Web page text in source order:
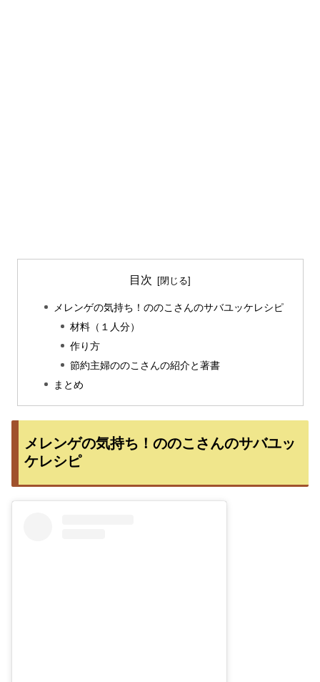
目次
メレンゲの気持ち！ののこさんのサバユッケレシピ
材料（１人分）
作り方
節約主婦ののこさんの紹介と著書
まとめ
メレンゲの気持ち！ののこさんのサバユッ
ケレシピ